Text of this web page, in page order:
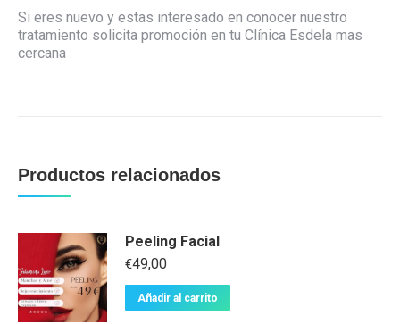
Si eres nuevo y estas interesado en conocer nuestro
tratamiento solicita promoción en tu Clínica Esdela mas
cercana
Productos relacionados
Peeling Facial
€49,00
Añadir al carrito